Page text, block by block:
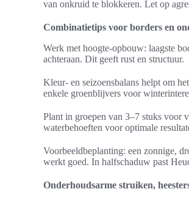
van onkruid te blokkeren. Let op
Combinatietips voor borders en
Werk met hoogte-opbouw: laagste
achteraan. Dit geeft rust en structuur.
Kleur- en seizoensbalans helpt om
enkele groenblijvers voor
Plant in groepen van 3–7 stuks voor
waterbehoeften voor optimale
Voorbeeldbeplanting: een zonnige,
werkt goed. In halfschaduw past
Onderhoudsarme struiken,